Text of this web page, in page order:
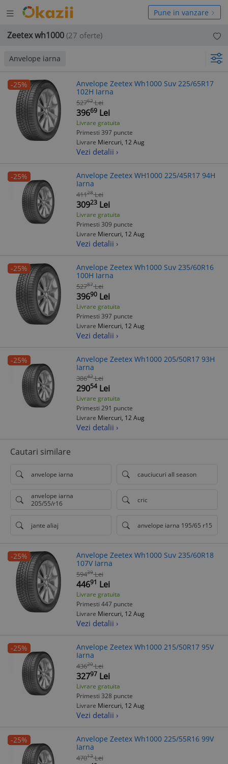
Deschide
meniul
Pune in vanzare
Zeetex wh1000 (27 oferte)
Anvelope iarna
-25%
Anvelope Zeetex Wh1000 Suv 225/65R17
102H Iarna
52762 Lei
39669 Lei
Livrare gratuita
Primesti 397 puncte
Livrare Miercuri, 12 Aug
Vezi detalii ›
-25%
Anvelope Zeetex WH1000 225/45R17 94H
Iarna
41128 Lei
30923 Lei
Livrare gratuita
Primesti 309 puncte
Livrare Miercuri, 12 Aug
Vezi detalii ›
-25%
Anvelope Zeetex Wh1000 Suv 235/60R16
100H Iarna
52787 Lei
39690 Lei
Livrare gratuita
Primesti 397 puncte
Livrare Miercuri, 12 Aug
Vezi detalii ›
-25%
Anvelope Zeetex Wh1000 205/50R17 93H
Iarna
38642 Lei
29054 Lei
Livrare gratuita
Primesti 291 puncte
Livrare Miercuri, 12 Aug
Vezi detalii ›
Cautari similare
anvelope iarna cauciucuri all season
anvelope iarna
205/55/r16
cric
jante aliaj anvelope iarna 195/65 r15
-25%
Anvelope Zeetex Wh1000 Suv 235/60R18
107V Iarna
59439 Lei
44691 Lei
Livrare gratuita
Primesti 447 puncte
Livrare Miercuri, 12 Aug
Vezi detalii ›
-25%
Anvelope Zeetex Wh1000 215/50R17 95V
Iarna
43620 Lei
32797 Lei
Livrare gratuita
Primesti 328 puncte
Livrare Miercuri, 12 Aug
Vezi detalii ›
-25%
Anvelope Zeetex Wh1000 225/55R16 99V
Iarna
47013 Lei